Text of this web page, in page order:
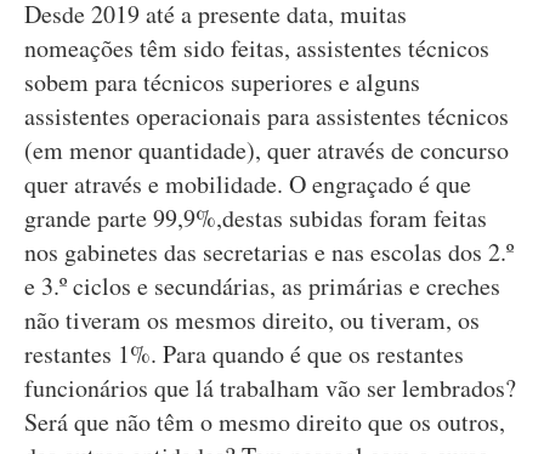
Desde 2019 até a presente data, muitas
nomeações têm sido feitas, assistentes técnicos
sobem para técnicos superiores e alguns
assistentes operacionais para assistentes técnicos
(em menor quantidade), quer através de concurso
quer através e mobilidade. O engraçado é que
grande parte 99,9%,destas subidas foram feitas
nos gabinetes das secretarias e nas escolas dos 2.º
e 3.º ciclos e secundárias, as primárias e creches
não tiveram os mesmos direito, ou tiveram, os
restantes 1%. Para quando é que os restantes
funcionários que lá trabalham vão ser lembrados?
Será que não têm o mesmo direito que os outros,